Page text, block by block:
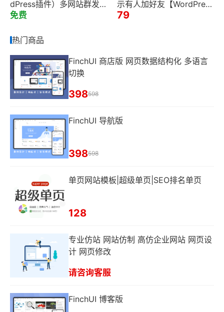
dPress插件）多网站群发
站点端
免费
示有人加好友【WordPress
版】
79
热门商品
FinchUI 商店版 网页数据结构化 多语言
切换
398598
FinchUI 导航版
398598
单页网站模板|超级单页|SEO排名单页
128
专业仿站 网站仿制 高仿企业网站 网页设
计 网页修改
请咨询客服
FinchUI 博客版